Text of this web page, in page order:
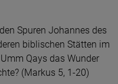
Spuren Johannes des
biblischen Stätten im
Qays das Wunder
(Markus 5, 1-20)